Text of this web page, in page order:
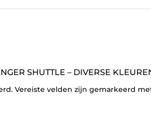
SHUTTLE – DIVERSE
Vereiste velden zijn gemarkeerd